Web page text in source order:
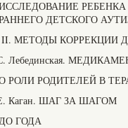
ДЕТСКОГО
II. МЕТОДЫ КОРРЕКЦИИ
Лебединская.
РОЛИ РОДИТЕЛЕЙ В
Каган. ШАГ ЗА ШАГОМ
ГОДА